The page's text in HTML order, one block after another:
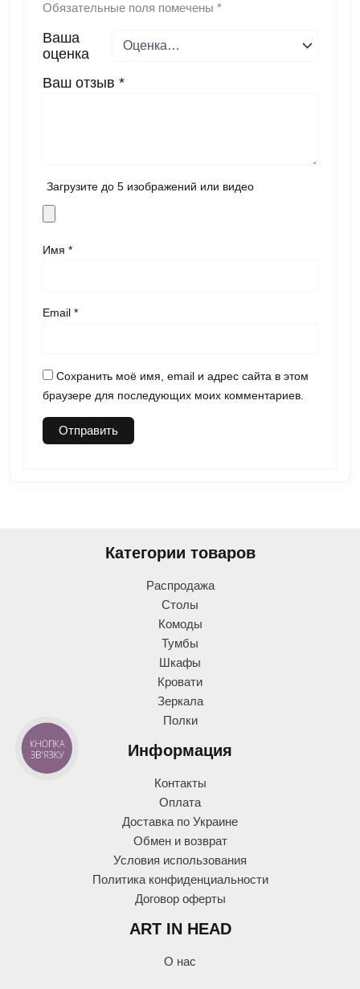
Обязательные поля помечены *
Ваша
оценка
Ваш отзыв *
Загрузите до 5 изображений или видео
Имя *
Email *
Сохранить моё имя, email и адрес сайта в этом
браузере для последующих моих комментариев.
Категории товаров
Распродажа
Столы
Комоды
Тумбы
Шкафы
Кровати
Зеркала
Полки
Информация
Контакты
Оплата
Доставка по Украине
Обмен и возврат
Условия использования
Политика конфиденциальности
Договор оферты
ART IN HEAD
О нас
КНОПКА
ЗВ'ЯЗКУ